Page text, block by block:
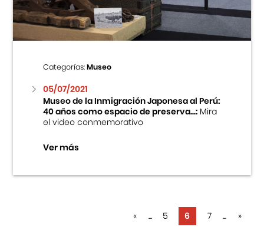
Categorías:Museo
05/07/2021
Museo de la Inmigración Japonesa al Perú:
40 años como espacio de preserva...:Mira
el video conmemorativo
Ver más
« ... 5 6 7 ... »